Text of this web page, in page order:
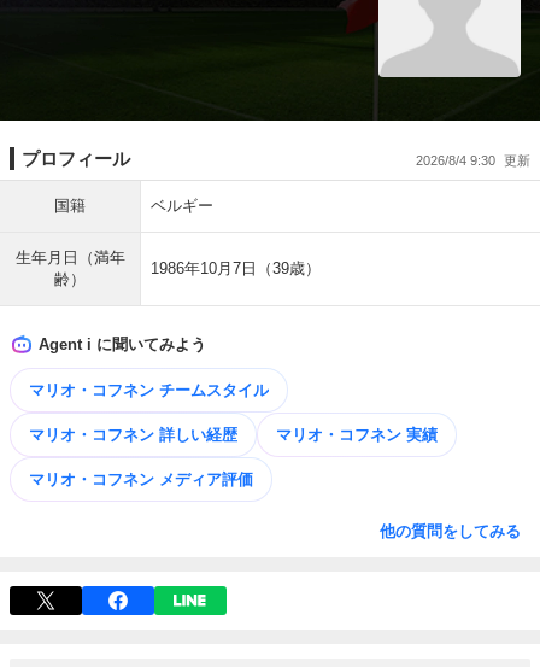
プロフィール 2026/8/4 9:30
国籍 ベルギー
生年月日（満年
齢）
1986年10月7日（39歳）
Agent i に聞いてみよう
マリオ・コフネン チームスタイル
マリオ・コフネン 詳しい経歴 マリオ・コフネン 実績
マリオ・コフネン メディア評価
他の質問をしてみる